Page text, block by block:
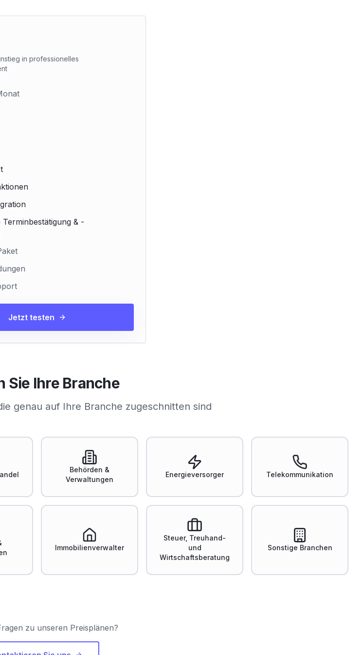
in professionelles
& -
Jetzt testen
Sie Ihre Branche
genau auf Ihre Branche zugeschnitten sind
Behörden &
Verwaltungen
Energieversorger Telekommunikation
Immobilienverwalter
Steuer, Treuhand-
und
Wirtschaftsberatung
Sonstige Branchen
zu unseren Preisplänen?